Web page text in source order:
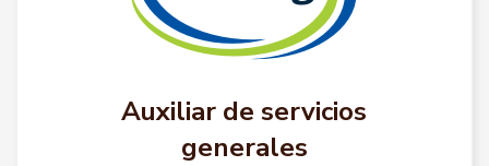
Auxiliar de servicios
generales